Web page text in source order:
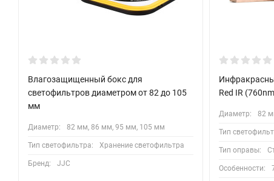
Влагозащищенный бокс для
светофильтров диаметром от 82 до 105
мм
Диаметр: 82 мм, 86 мм, 95 мм, 105 мм
Тип светофильтра: Хранение светофильтра
Бренд: JJC
Red IR
Диаметр: 82
Тип
Тип оправы:
Особенности: